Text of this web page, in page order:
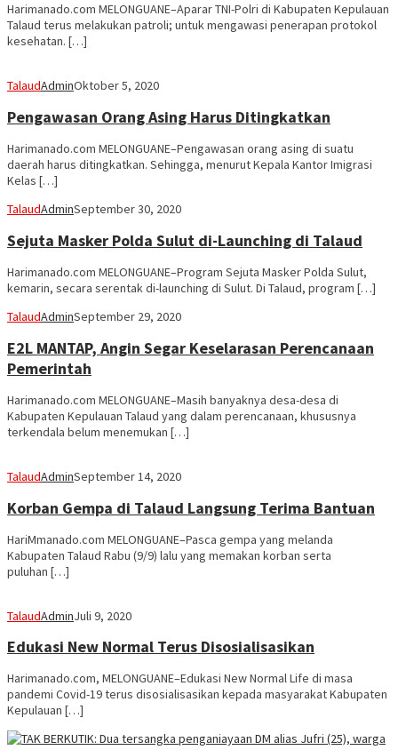
Harimanado.com MELONGUANE–Aparar TNI-Polri di Kabupaten Kepulauan
Talaud terus melakukan patroli; untuk mengawasi penerapan protokol
kesehatan. […]
TalaudAdminOktober 5, 2020
Pengawasan Orang Asing Harus Ditingkatkan
Harimanado.com MELONGUANE–Pengawasan orang asing di suatu
daerah harus ditingkatkan. Sehingga, menurut Kepala Kantor Imigrasi
Kelas […]
TalaudAdminSeptember 30, 2020
Sejuta Masker Polda Sulut di-Launching di Talaud
Harimanado.com MELONGUANE–Program Sejuta Masker Polda Sulut,
kemarin, secara serentak di-launching di Sulut. Di Talaud, program […]
TalaudAdminSeptember 29, 2020
E2L MANTAP, Angin Segar Keselarasan Perencanaan
Pemerintah
Harimanado.com MELONGUANE–Masih banyaknya desa-desa di
Kabupaten Kepulauan Talaud yang dalam perencanaan, khususnya
terkendala belum menemukan […]
TalaudAdminSeptember 14, 2020
Korban Gempa di Talaud Langsung Terima Bantuan
HariMmanado.com MELONGUANE–Pasca gempa yang melanda
Kabupaten Talaud Rabu (9/9) lalu yang memakan korban serta
puluhan […]
TalaudAdminJuli 9, 2020
Edukasi New Normal Terus Disosialisasikan
Harimanado.com, MELONGUANE–Edukasi New Normal Life di masa
pandemi Covid-19 terus disosialisasikan kepada masyarakat Kabupaten
Kepulauan […]